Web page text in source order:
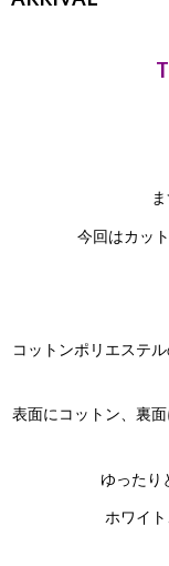
今回はカッ
コットンポリエステ
表面にコットン、裏
ゆったり
ホワイ